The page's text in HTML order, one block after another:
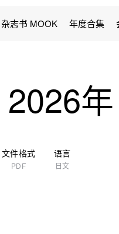
杂志书 MOOK 年度合集
文件格式
PDF
语言
日文